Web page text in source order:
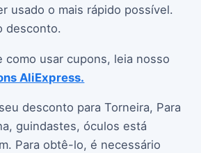
usado o mais rápido possível.
desconto.
como usar cupons, leia nosso
AliExpress.
desconto para Torneira, Para
guindastes, óculos está
Para obtê-lo, é necessário